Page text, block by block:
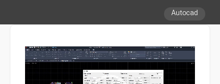
Autocad
نمایشگر